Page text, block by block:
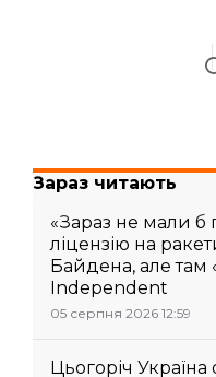
Зараз читають
«Зараз не мали б
ліцензію на
Байдена, але там
Independent
05 серпня 2026 12:59
Цьогоріч Україна